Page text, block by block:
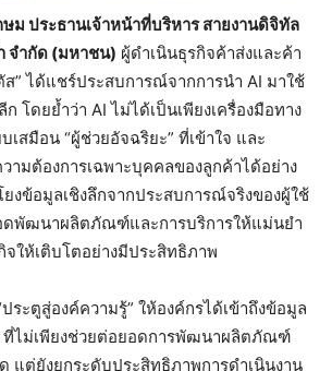
ษม ประธานเจ้าหน้าที่บริหาร สายงานดิจิทัล
จำกัด (มหาชน) ผู้ดำเนินธุรกิจค้าส่งและค้า
” ได้แชร์ประสบการณ์จากการนำ AI มาใช้
โดยย้ำว่า AI ไม่ได้เป็นเพียงเครื่องมือทาง
เสมือน “ผู้ช่วยอัจฉริยะ” ที่เข้าใจ และ
ามต้องการเฉพาะบุคคลของลูกค้าได้อย่าง
งข้อมูลเชิงลึกจากประสบการณ์จริงของผู้ใช้
ดพัฒนาผลิตภัณฑ์และการบริการให้แม่นยำ
ให้เติบโตอย่างมีประสิทธิภาพ
ระตูสู่องค์ความรู้” ให้องค์กรได้เข้าถึงข้อมูล
ที่ไม่เพียงช่วยต่อยอดการพัฒนาผลิตภัณฑ์
แต่ยังยกระดับประสิทธิภาพการดำเนินงาน